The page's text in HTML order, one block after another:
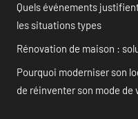
Quels événements
les situations types
Rénovation de maison :
Pourquoi moderniser son
de réinventer son mode de